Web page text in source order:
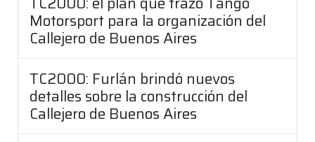
Motorsport para la organización del
Callejero de Buenos Aires
TC2000: Furlán brindó nuevos
detalles sobre la construcción del
Callejero de Buenos Aires